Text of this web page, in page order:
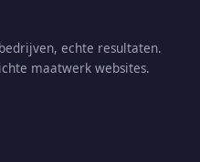
echte resultaten.
maatwerk websites.